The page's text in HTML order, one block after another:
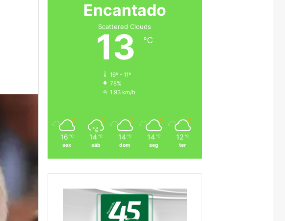
Encantado
Scattered Clouds
13 ℃
16º - 11º
78%
1.93 km/h
16 ℃
sex
14 ℃
sáb
14 ℃
dom
14 ℃
seg
12 ℃
ter